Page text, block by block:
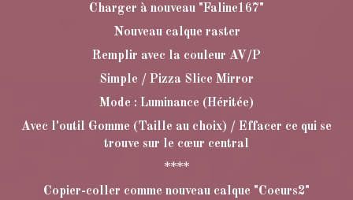
Charger à nouveau "Faline167"
Nouveau calque raster
Remplir avec la couleur AV/P
Simple / Pizza Slice Mirror
Mode : Luminance (Héritée)
Avec l'outil Gomme (Taille au choix) / Effacer ce qui se
trouve sur le cœur central
****
Copier-coller comme nouveau calque "Coeurs2"